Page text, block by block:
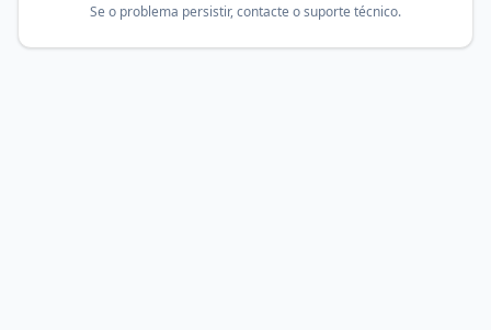
Se o problema persistir, contacte o suporte técnico.